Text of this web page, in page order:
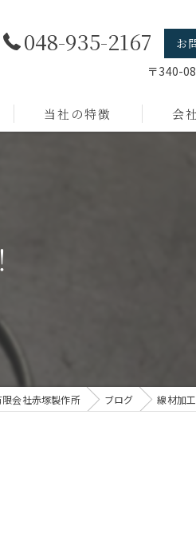
048-935-2167
お
〒340-
当社の特徴 会
会社赤塚製作所 ブログ 線材加